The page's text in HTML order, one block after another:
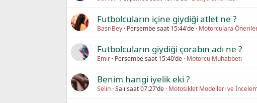
Futbolcuların içine giydiği atlet ne ?
BasriBey Perşembe saat 15:44'de Motorculara
Futbolcuların giydiği çorabın adı ne ?
Emir Perşembe saat 15:40'de Motorcu Muhabbeti
Benim hangi iyelik eki ?
Selin Salı saat 07:27'de Motosiklet Modelleri ve